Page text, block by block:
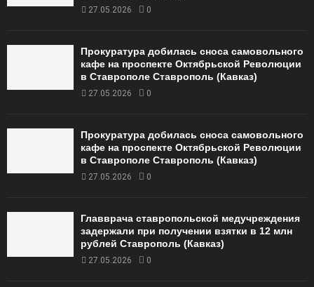
27.05.2026 0
Прокуратура добилась сноса самовольного
кафе на проспекте Октябрьской Революции
в Ставрополе Ставрополь (Кавказ)
27.05.2026 0
Прокуратура добилась сноса самовольного
кафе на проспекте Октябрьской Революции
в Ставрополе Ставрополь (Кавказ)
27.05.2026 0
Главврача ставропольской медучреждения
задержали при получении взятки в 12 млн
рублей Ставрополь (Кавказ)
27.05.2026 0